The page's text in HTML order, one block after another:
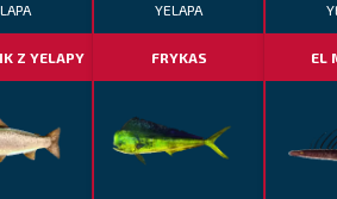
Z YELAPY
YELAPA
FRYKAS EL